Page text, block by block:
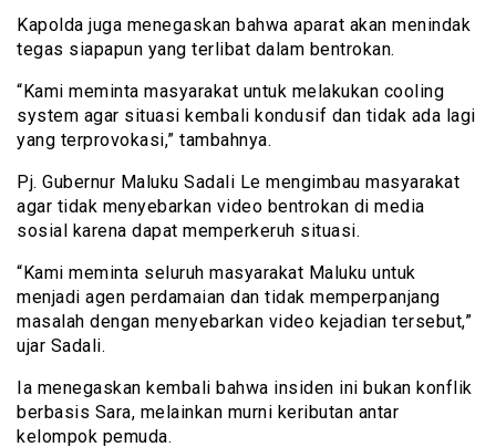
Kapolda juga menegaskan bahwa aparat akan menindak
tegas siapapun yang terlibat dalam bentrokan.
“Kami meminta masyarakat untuk melakukan cooling
system agar situasi kembali kondusif dan tidak ada lagi
yang terprovokasi,” tambahnya.
Pj. Gubernur Maluku Sadali Le mengimbau masyarakat
agar tidak menyebarkan video bentrokan di media
sosial karena dapat memperkeruh situasi.
“Kami meminta seluruh masyarakat Maluku untuk
menjadi agen perdamaian dan tidak memperpanjang
masalah dengan menyebarkan video kejadian tersebut,”
ujar Sadali.
Ia menegaskan kembali bahwa insiden ini bukan konflik
berbasis Sara, melainkan murni keributan antar
kelompok pemuda.